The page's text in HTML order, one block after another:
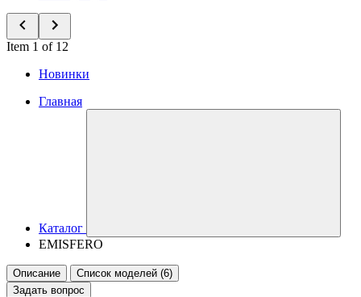
Item 1 of 12
Новинки
Главная
Каталог
EMISFERO
Описание
Список моделей (6)
Задать вопрос